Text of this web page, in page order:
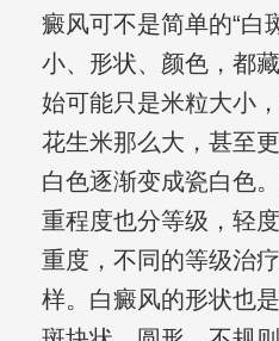
癜风可不是简单的“白
小、形状、颜色，都
始可能只是米粒大小
花生米那么大，甚至
白色逐渐变成瓷白色
重程度也分等级，轻
重度，不同的等级治
样。白癜风的形状也